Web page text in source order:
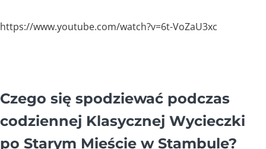
https://www.youtube.com/watch?v=6t-VoZaU3xc
Czego się spodziewać podczas
codziennej Klasycznej Wycieczki
po Starym Mieście w Stambule?